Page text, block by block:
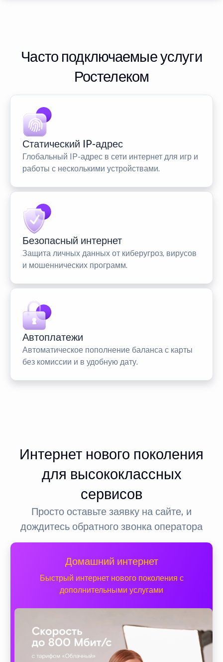
Часто подключаемые услуги
Ростелеком
Статический IP-адрес
Глобальный IP-адрес в сети интернет для игр и
работы с несколькими устройствами.
Безопасный интернет
Защита личных данных от киберугроз, вирусов
и мошеннических программ.
Автоплатежи
Автоматическое пополнение баланса с карты
без комиссии и в удобную дату.
Интернет нового поколения
для высококлассных
сервисов
Просто оставьте заявку на сайте, и
дождитесь обратного звонка оператора
Домашний интернет
Быстрый интернет нового поколения с
дополнительными услугами